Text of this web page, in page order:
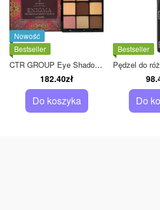
Nowość
Bestseller
CTR GROUP Eye Shadow Palette Enigma, 12*2.5g
182.40zł
Do koszyka
Bestseller
Do